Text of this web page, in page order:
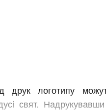
друк логотипу
свят.